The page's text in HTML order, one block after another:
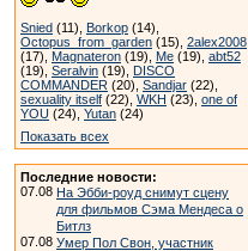
Snied (11), Borkop (14),
Octopus_from_garden (15), 2alex2008
(17), Magnateron (19), Me (19), abt52
(19), Seralvin (19), DISCO
COMMANDER (20), Sandjar (22),
sexuality itself (22), WKH (23), one of
YOU (24), Yutan (24)
Показать всех
Последние новости:
07.08 На Эбби-роуд снимут сцену
для фильмов Сэма Мендеса о
Битлз
07.08 Умер Пол Свон, участник